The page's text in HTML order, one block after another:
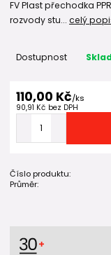
FV Plast přechodka
rozvody stu... celý
Dostupnost
110,00 Kč/ks
90,91 Kč bez DPH
Číslo produktu:
Průměr: